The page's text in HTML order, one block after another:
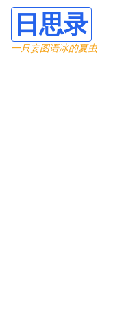
日思录
一只妄图语冰的夏虫